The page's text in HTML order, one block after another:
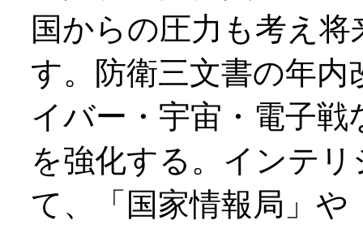
国からの圧力も考え
す。防衛三文書の年
イバー・宇宙・電子
を強化する。インテ
て、「国家情報局」や